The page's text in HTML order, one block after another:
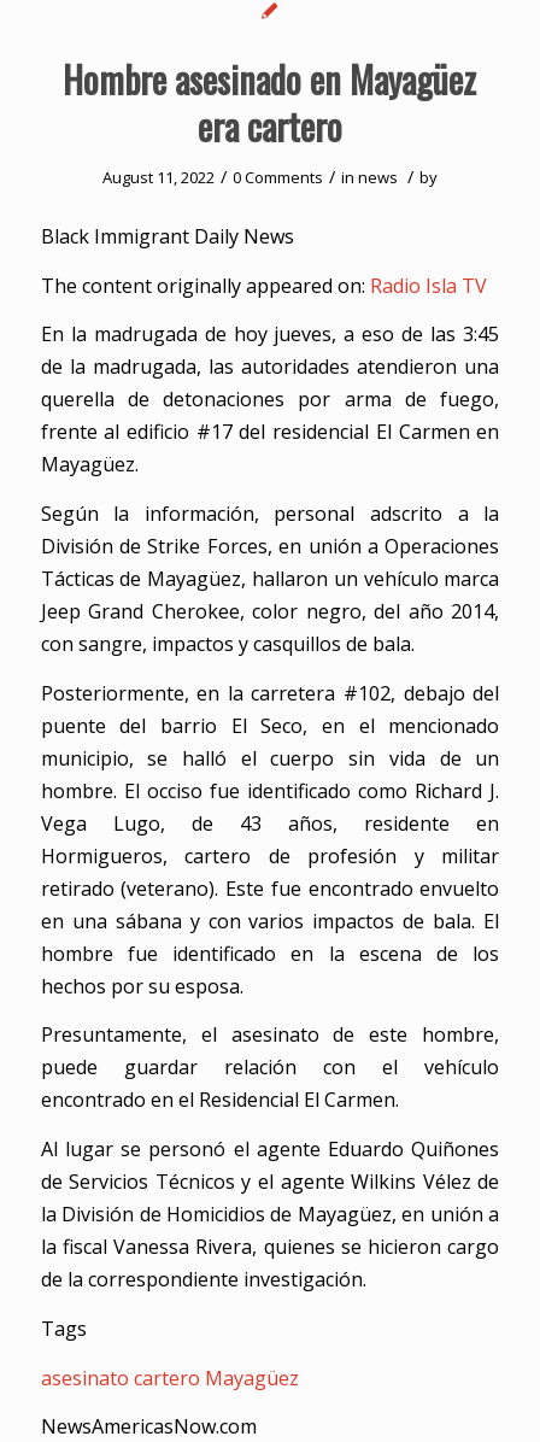
Hombre asesinado en Mayagüez
era cartero
August 11, 2022 / 0 Comments / in news / by
Black Immigrant Daily News
The content originally appeared on: Radio Isla TV
En la madrugada de hoy jueves, a eso de las 3:45
de la madrugada, las autoridades atendieron una
querella de detonaciones por arma de fuego,
frente al edificio #17 del residencial El Carmen en
Mayagüez.
Según la información, personal adscrito a la
División de Strike Forces, en unión a Operaciones
Tácticas de Mayagüez, hallaron un vehículo marca
Jeep Grand Cherokee, color negro, del año 2014,
con sangre, impactos y casquillos de bala.
Posteriormente, en la carretera #102, debajo del
puente del barrio El Seco, en el mencionado
municipio, se halló el cuerpo sin vida de un
hombre. El occiso fue identificado como Richard J.
Vega Lugo, de 43 años, residente en
Hormigueros, cartero de profesión y militar
retirado (veterano). Este fue encontrado envuelto
en una sábana y con varios impactos de bala. El
hombre fue identificado en la escena de los
hechos por su esposa.
Presuntamente, el asesinato de este hombre,
puede guardar relación con el vehículo
encontrado en el Residencial El Carmen.
Al lugar se personó el agente Eduardo Quiñones
de Servicios Técnicos y el agente Wilkins Vélez de
la División de Homicidios de Mayagüez, en unión a
la fiscal Vanessa Rivera, quienes se hicieron cargo
de la correspondiente investigación.
Tags
asesinato cartero Mayagüez
NewsAmericasNow.com